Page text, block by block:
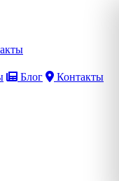
Блог
Контакты